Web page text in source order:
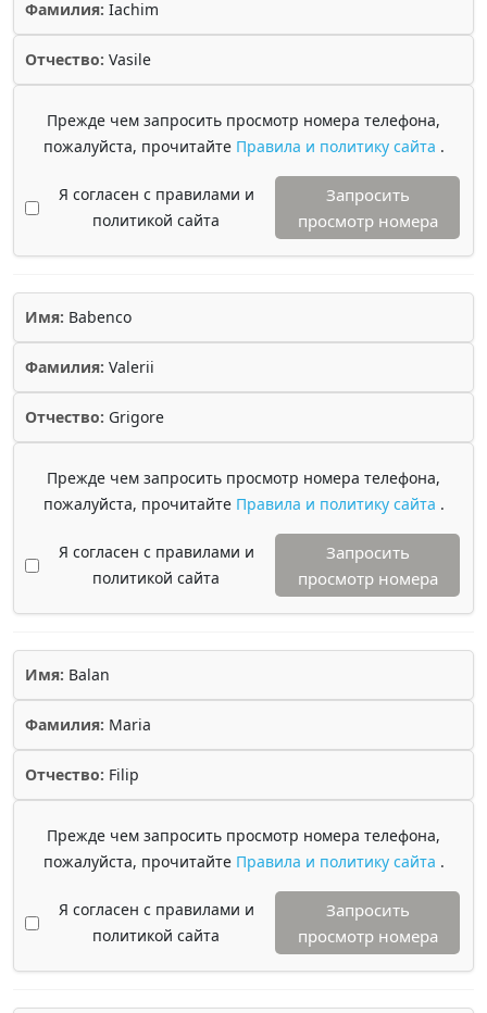
Фамилия: Iachim
Отчество: Vasile
Прежде чем запросить просмотр номера телефона,
пожалуйста, прочитайте Правила и политику сайта .
Я согласен с правилами и
политикой сайта
Запросить
просмотр номера
Имя: Babenco
Фамилия: Valerii
Отчество: Grigore
Прежде чем запросить просмотр номера телефона,
пожалуйста, прочитайте Правила и политику сайта .
Я согласен с правилами и
политикой сайта
Запросить
просмотр номера
Имя: Balan
Фамилия: Maria
Отчество: Filip
Прежде чем запросить просмотр номера телефона,
пожалуйста, прочитайте Правила и политику сайта .
Я согласен с правилами и
политикой сайта
Запросить
просмотр номера